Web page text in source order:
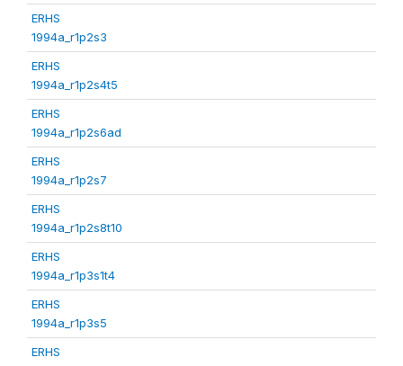
ERHS
1994a_r1p2s3
ERHS
1994a_r1p2s4t5
ERHS
1994a_r1p2s6ad
ERHS
1994a_r1p2s7
ERHS
1994a_r1p2s8t10
ERHS
1994a_r1p3s1t4
ERHS
1994a_r1p3s5
ERHS